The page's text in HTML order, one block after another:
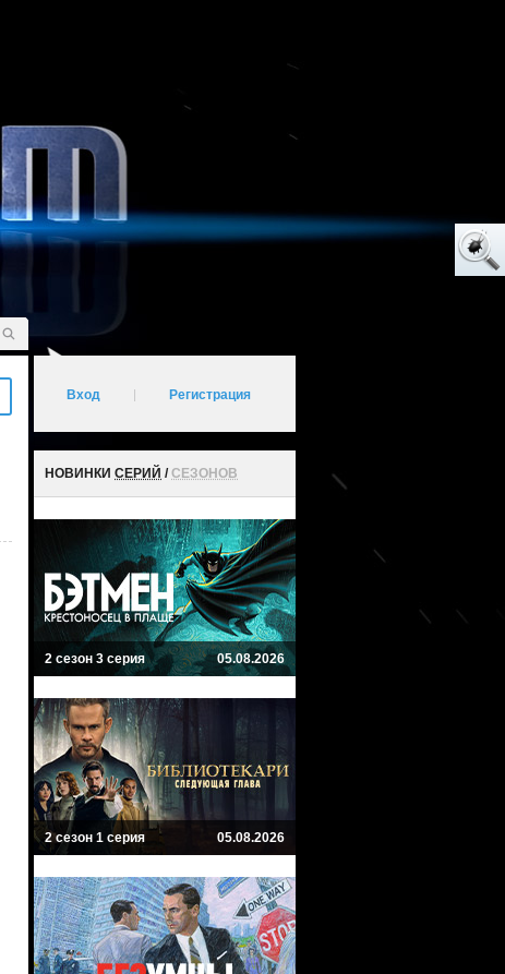
Вход Регистрация
НОВИНКИ СЕРИЙ /СЕЗОНОВ
2 сезон 3 серия 05.08.2026
2 сезон 1 серия 05.08.2026